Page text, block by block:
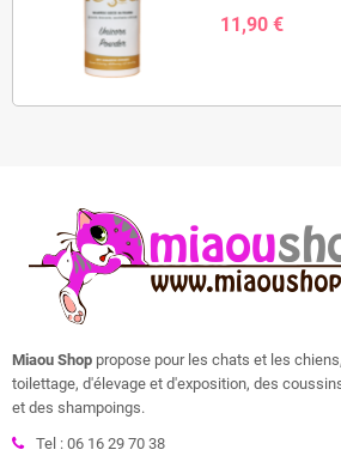
11,90 €
Miaou Shop propose pour les chats et les
toilettage, d'élevage et d'exposition, des
et des shampoings.
Tel : 06 16 29 70 38